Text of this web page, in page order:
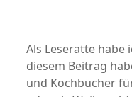
Als Leseratte habe
diesem Beitrag
und Kochbücher